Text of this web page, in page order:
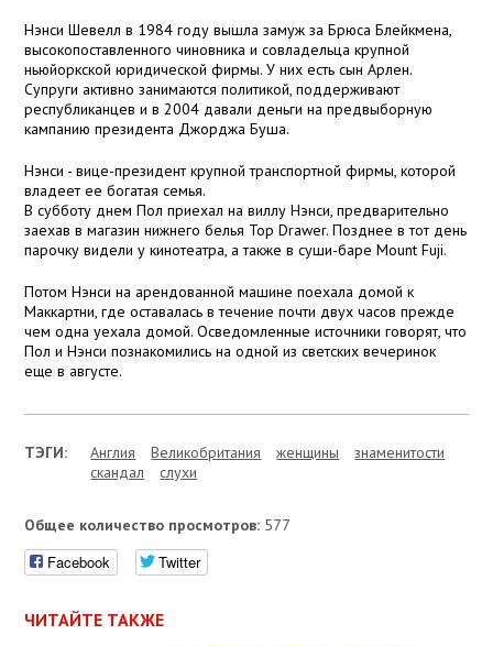
Нэнси Шевелл в 1984 году вышла замуж за Брюса Блейкмена,
высокопоставленного чиновника и совладельца крупной
ньюйоркской юридической фирмы. У них есть сын Арлен.
Супруги активно занимаются политикой, поддерживают
республиканцев и в 2004 давали деньги на предвыборную
кампанию президента Джорджа Буша.
Нэнси - вице-президент крупной транспортной фирмы, которой
владеет ее богатая семья.
В субботу днем Пол приехал на виллу Нэнси, предварительно
заехав в магазин нижнего белья Top Drawer. Позднее в тот день
парочку видели у кинотеатра, а также в суши-баре Mount Fuji.
Потом Нэнси на арендованной машине поехала домой к
Маккартни, где оставалась в течение почти двух часов прежде
чем одна уехала домой. Осведомленные источники говорят, что
Пол и Нэнси познакомились на одной из светских вечеринок
еще в августе.
ТЭГИ: Англия Великобритания женщины
знаменитости
скандал
слухи
Общее количество просмотров: 577
Facebook Twitter
ЧИТАЙТЕ ТАКЖЕ